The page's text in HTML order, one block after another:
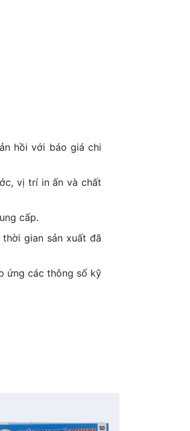
hồi với báo giá chi
vị trí in ấn và chất
cấp.
gian sản xuất đã
ứng các thông số kỹ